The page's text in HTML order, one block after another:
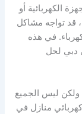
الكهربائية أو
قد تواجه مشاكل
في هذه
دبي لحل
ولكن ليس الجميع
منازل في